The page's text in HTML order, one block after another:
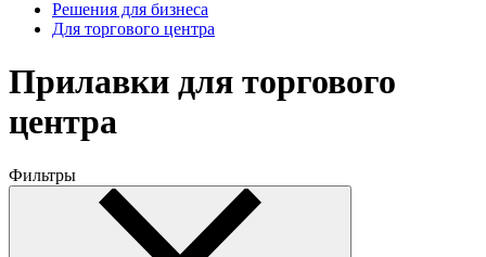
Решения для бизнеса
Для торгового центра
Прилавки для торгового
центра
Фильтры